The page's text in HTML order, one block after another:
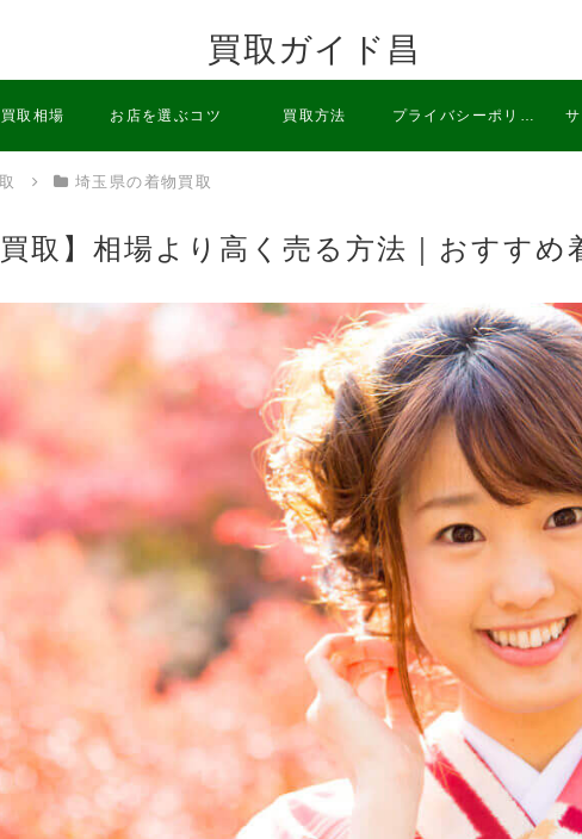
買取ガイド昌
取相場 お店を選ぶコツ 買取方法 プライバシーポリシ
埼玉県の着物買取
取】相場より高く売る方法｜おすすめ